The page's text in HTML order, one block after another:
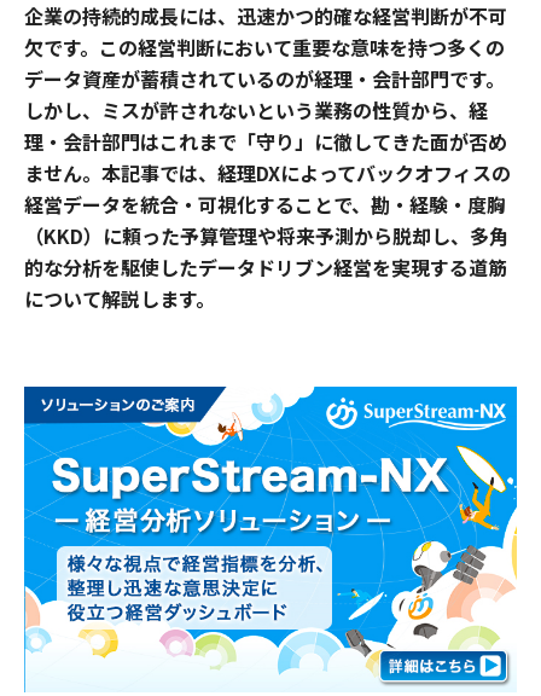
企業の持続的成長には、迅速かつ的確な経営判断が不可
欠です。この経営判断において重要な意味を持つ多くの
データ資産が蓄積されているのが経理・会計部門です。
しかし、ミスが許されないという業務の性質から、経
理・会計部門はこれまで「守り」に徹してきた面が否め
ません。本記事では、経理DXによってバックオフィスの
経営データを統合・可視化することで、勘・経験・度胸
（KKD）に頼った予算管理や将来予測から脱却し、多角
的な分析を駆使したデータドリブン経営を実現する道筋
について解説します。